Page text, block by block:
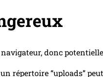
donc
répertoire “uploads”